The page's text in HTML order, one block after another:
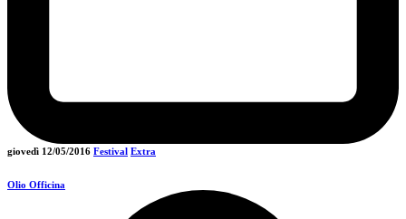
giovedì 12/05/2016 Festival Extra
Olio Officina